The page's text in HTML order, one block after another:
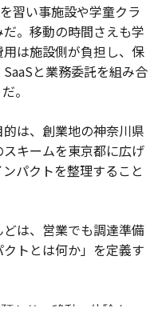
習い事施設や学童クラ
。移動の時間さえも学
は施設側が負担し、保
と業務委託を組み合
。
は、創業地の神奈川県
キームを東京都に広げ
パクトを整理すること
は、営業でも調達準備
トとは何か」を定義す
かり・移動・体験をつ